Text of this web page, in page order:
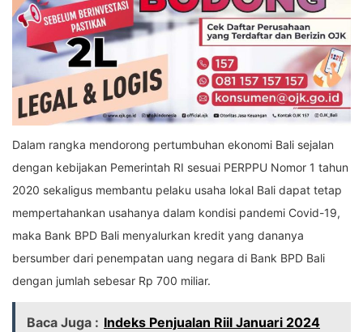
Dalam rangka mendorong pertumbuhan ekonomi Bali sejalan
dengan kebijakan Pemerintah RI sesuai PERPPU Nomor 1 tahun
2020 sekaligus membantu pelaku usaha lokal Bali dapat tetap
mempertahankan usahanya dalam kondisi pandemi Covid-19,
maka Bank BPD Bali menyalurkan kredit yang dananya
bersumber dari penempatan uang negara di Bank BPD Bali
dengan jumlah sebesar Rp 700 miliar.
Baca Juga : Indeks Penjualan Riil Januari 2024